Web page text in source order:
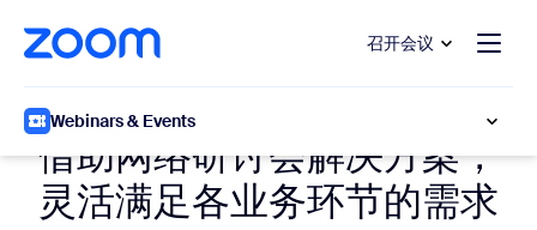
至主要内容
至帮助聊天 召开会议
Webinars & Events
借助网络研讨会解决方案，
灵活满足各业务环节的需求